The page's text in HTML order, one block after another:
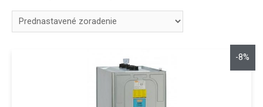
-8%